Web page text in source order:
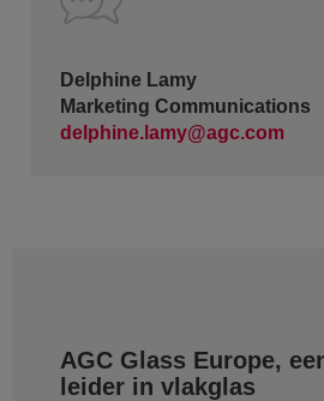
Delphine Lamy
Marketing Communications
delphine.lamy@agc.com
AGC Glass Europe,
leider in vlakglas